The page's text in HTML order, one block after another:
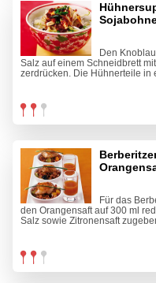
Den
Salz auf einem Schneidbrett
zerdrücken. Die Hühnerteile in
Für das
den Orangensaft auf 300 ml
Salz sowie Zitronensaft